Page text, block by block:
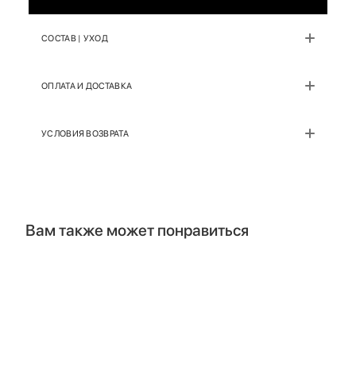
СОСТАВ | УХОД
ОПЛАТА И ДОСТАВКА
УСЛОВИЯ ВОЗВРАТА
Вам также может понравиться